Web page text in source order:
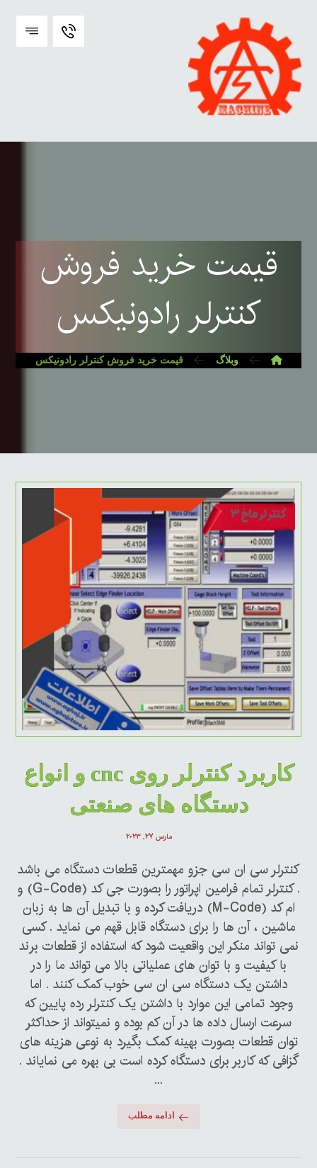
قیمت خرید فروش
کنترلر رادونیکس
وبلاگ قیمت خرید فروش کنترلر رادونیکس
کاربرد کنترلر روی cnc و انواع
دستگاه های صنعتی
مارس ۲۷, ۲۰۲۳
کنترلر سی ان سی جزو مهمترین قطعات دستگاه می باشد
. کنترلر تمام فرامین اپراتور را بصورت جی کد (G-Code) و
ام کد (M-Code) دریافت کرده و با تبدیل آن ها به زبان
ماشین ، آن ها را برای دستگاه قابل قهم می نماید . کسی
نمی تواند منکر این واقعیت شود که استفاده از قطعات برند
با کیفیت و با توان های عملیاتی بالا می تواند ما را در
داشتن یک دستگاه سی ان سی خوب کمک کنند . اما
وجود تمامی این موارد با داشتن یک کنترلر رده پایین که
سرعت ارسال داده ها در آن کم بوده و نمیتواند از حداکثر
توان قطعات بصورت بهینه کمک بگیرد به نوعی هزینه های
گزافی که کاربر برای دستگاه کرده است بی بهره می نمایاند .
...
ادامه مطلب